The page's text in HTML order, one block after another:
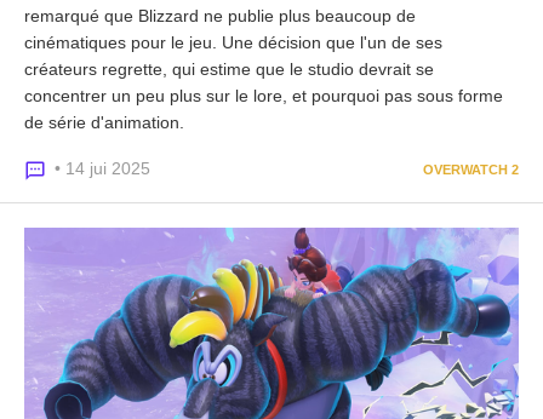
remarqué que Blizzard ne publie plus beaucoup de
cinématiques pour le jeu. Une décision que l'un de ses
créateurs regrette, qui estime que le studio devrait se
concentrer un peu plus sur le lore, et pourquoi pas sous forme
de série d'animation.
• 14 jui 2025 OVERWATCH 2